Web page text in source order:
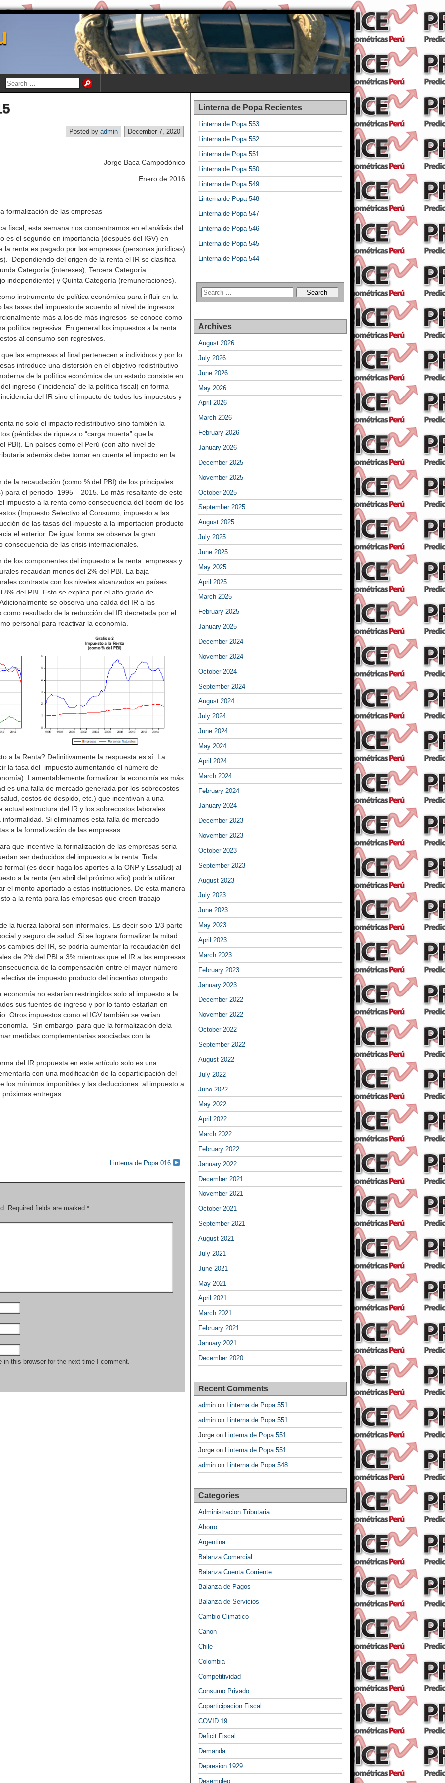
December 7, 2020
Posted by admin
Jorge Baca Campodónico
Enero de 2016
formalización de las empresas
fiscal, esta semana nos concentramos en el análisis del
es el segundo en importancia (después del IGV) en
la renta es pagado por las empresas (personas jurídicas)
Dependiendo del origen de la renta el IR se clasifica
Categoría (intereses), Tercera Categoría
independiente) y Quinta Categoría (remuneraciones).
instrumento de política económica para influir en la
tasas del impuesto de acuerdo al nivel de ingresos.
más a los de más ingresos se conoce como
política regresiva. En general los impuestos a la renta
al consumo son regresivos.
las empresas al final pertenecen a individuos y por lo
introduce una distorsión en el objetivo redistributivo
de la política económica de un estado consiste en
ingreso (“incidencia” de la política fiscal) en forma
del IR sino el impacto de todos los impuestos y
no solo el impacto redistributivo sino también la
(pérdidas de riqueza o “carga muerta” que la
PBI). En países como el Perú (con alto nivel de
además debe tomar en cuenta el impacto en la
la recaudación (como % del PBI) de los principales
para el periodo 1995 – 2015. Lo más resaltante de este
impuesto a la renta como consecuencia del boom de los
(Impuesto Selectivo al Consumo, impuesto a las
de las tasas del impuesto a la importación producto
el exterior. De igual forma se observa la gran
de las crisis internacionales.
de los componentes del impuesto a la renta: empresas y
recaudan menos del 2% del PBI. La baja
contrasta con los niveles alcanzados en países
del PBI. Esto se explica por el alto grado de
se observa una caída del IR a las
resultado de la reducción del IR decretada por el
personal para reactivar la economía.
a la Renta? Definitivamente la respuesta es sí. La
la tasa del impuesto aumentando el número de
Lamentablemente formalizar la economía es más
es una falla de mercado generada por los sobrecostos
costos de despido, etc.) que incentivan a una
actual estructura del IR y los sobrecostos laborales
Si eliminamos esta falla de mercado
a la formalización de las empresas.
que incentive la formalización de las empresas seria
ser deducidos del impuesto a la renta. Toda
formal (es decir haga los aportes a la ONP y Essalud) al
a la renta (en abril del próximo año) podría utilizar
el monto aportado a estas instituciones. De esta manera
a la renta para las empresas que creen trabajo
la fuerza laboral son informales. Es decir solo 1/3 parte
y seguro de salud. Si se lograra formalizar la mitad
cambios del IR, se podría aumentar la recaudación del
de 2% del PBI a 3% mientras que el IR a las empresas
de la compensación entre el mayor número
de impuesto producto del incentivo otorgado.
economía no estarían restringidos solo al impuesto a la
sus fuentes de ingreso y por lo tanto estarían en
Otros impuestos como el IGV también se verían
Sin embargo, para que la formalización dela
medidas complementarias asociadas con la
del IR propuesta en este artículo solo es una
con una modificación de la coparticipación del
los mínimos imponibles y las deducciones al impuesto a
entregas.
Linterna de Popa 016
Required fields are marked *
this browser for the next time I comment.
Linterna de Popa Recientes
Linterna de Popa 553
Linterna de Popa 552
Linterna de Popa 551
Linterna de Popa 550
Linterna de Popa 549
Linterna de Popa 548
Linterna de Popa 547
Linterna de Popa 546
Linterna de Popa 545
Linterna de Popa 544
Archives
August 2026
July 2026
June 2026
May 2026
April 2026
March 2026
February 2026
January 2026
December 2025
November 2025
October 2025
September 2025
August 2025
July 2025
June 2025
May 2025
April 2025
March 2025
February 2025
January 2025
December 2024
November 2024
October 2024
September 2024
August 2024
July 2024
June 2024
May 2024
April 2024
March 2024
February 2024
January 2024
December 2023
November 2023
October 2023
September 2023
August 2023
July 2023
June 2023
May 2023
April 2023
March 2023
February 2023
January 2023
December 2022
November 2022
October 2022
September 2022
August 2022
July 2022
June 2022
May 2022
April 2022
March 2022
February 2022
January 2022
December 2021
November 2021
October 2021
September 2021
August 2021
July 2021
June 2021
May 2021
April 2021
March 2021
February 2021
January 2021
December 2020
Recent Comments
admin on Linterna de Popa 551
admin on Linterna de Popa 551
Jorge on Linterna de Popa 551
Jorge on Linterna de Popa 551
admin on Linterna de Popa 548
Categories
Administracion Tributaria
Ahorro
Argentina
Balanza Comercial
Balanza Cuenta Corriente
Balanza de Pagos
Balanza de Servicios
Cambio Climatico
Canon
Chile
Colombia
Competitividad
Consumo Privado
Coparticipacion Fiscal
COVID 19
Deficit Fiscal
Demanda
Depresion 1929
Desempleo